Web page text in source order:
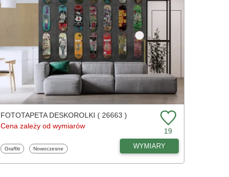
FOTOTAPETA DESKOROLKI ( 26663 )
Cena zależy od wymiarów
19
Fototapety
Graffiti Fototapety
Nowoczesne WYMIARY